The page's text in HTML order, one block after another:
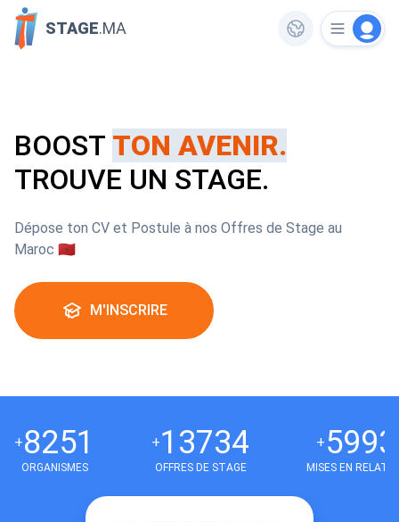
STAGE.MA
BOOST TON AVENIR.
TROUVE UN STAGE.
Dépose ton CV et Postule à nos Offres de Stage au
Maroc 🇲🇦
M'INSCRIRE
+8255
ORGANISMES
+13741
OFFRES DE STAGE
+ 5996
MISES EN